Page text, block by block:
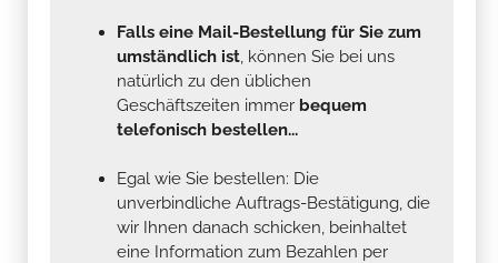
Falls eine Mail-Bestellung für Sie zum
umständlich ist, können Sie bei uns
natürlich zu den üblichen
Geschäftszeiten immer bequem
telefonisch bestellen...
Egal wie Sie bestellen: Die
unverbindliche Auftrags-Bestätigung, die
wir Ihnen danach schicken, beinhaltet
eine Information zum Bezahlen per